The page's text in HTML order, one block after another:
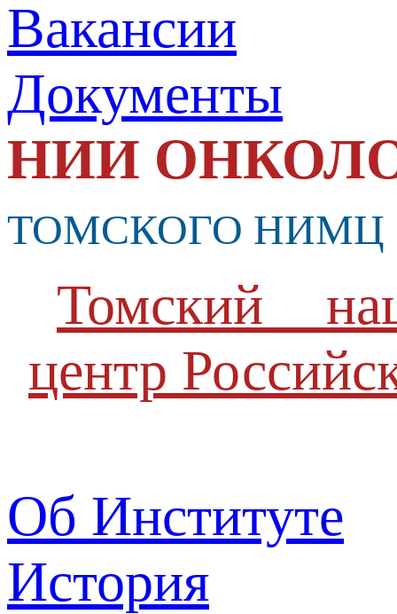
Вакансии
Документы
НИИ
ТОМСКОГО НИМЦ
Томский
центр
Об Институте
История